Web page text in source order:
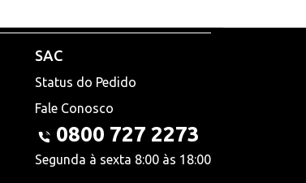
SAC
Status do Pedido
Fale Conosco
0800 727 2273
Segunda à sexta 8:00 às 18:00